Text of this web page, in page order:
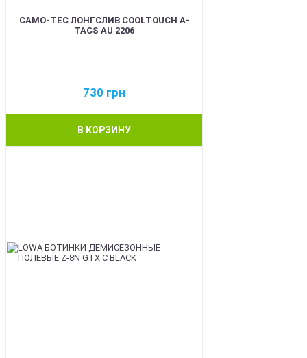
CAMO-TEC ЛОНГСЛИВ COOLTOUCH A-
TACS AU 2206
730 грн
В КОРЗИНУ